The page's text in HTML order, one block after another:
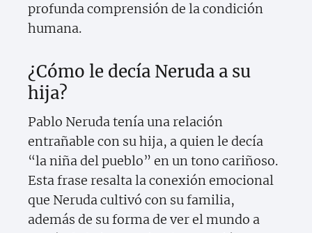
profunda comprensión de la condición
humana.
¿Cómo le decía Neruda a su
hija?
Pablo Neruda tenía una relación
entrañable con su hija, a quien le decía
“la niña del pueblo” en un tono cariñoso.
Esta frase resalta la conexión emocional
que Neruda cultivó con su familia,
además de su forma de ver el mundo a